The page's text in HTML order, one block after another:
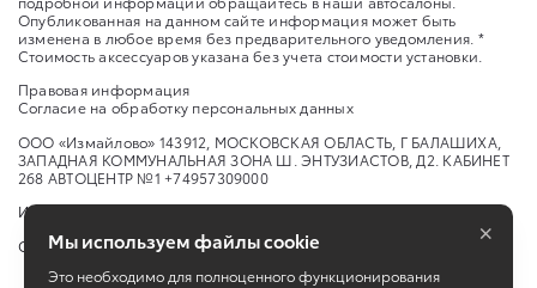
Опубликованная на данном сайте информация может быть
изменена в любое время без предварительного уведомления. *
Стоимость аксессуаров указана без учета стоимости установки.
Правовая информация
Согласие на обработку персональных данных
ООО «Измайлово» 143912, МОСКОВСКАЯ ОБЛАСТЬ, Г БАЛАШИХА,
ЗАПАДНАЯ КОММУНАЛЬНАЯ ЗОНА Ш. ЭНТУЗИАСТОВ, Д2. КАБИНЕТ
268 АВТОЦЕНТР №1 +74957309000
Изменить настройку cookies
Сбросить cookie
Мы используем файлы cookie
Это необходимо для полноценного функционирования
×